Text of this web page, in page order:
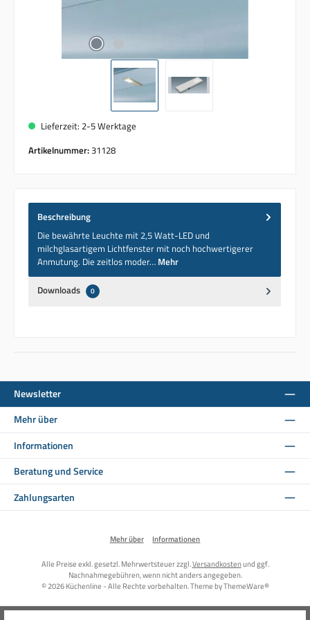
Lieferzeit: 2-5 Werktage
Artikelnummer:31128
Beschreibung
Die bewährte Leuchte mit 2,5 Watt-LED und
milchglasartigem Lichtfenster mit noch hochwertigerer
Anmutung. Die zeitlos moder… Mehr
Downloads 0
Newsletter
Mehr über
Informationen
Beratung und Service
Zahlungsarten
Mehr über Informationen
Alle Preise exkl. gesetzl. Mehrwertsteuer zzgl.Versandkostenund ggf.
Nachnahmegebühren, wenn nicht anders angegeben.
© 2026 Küchenline - Alle Rechte vorbehalten. Theme byThemeWare®